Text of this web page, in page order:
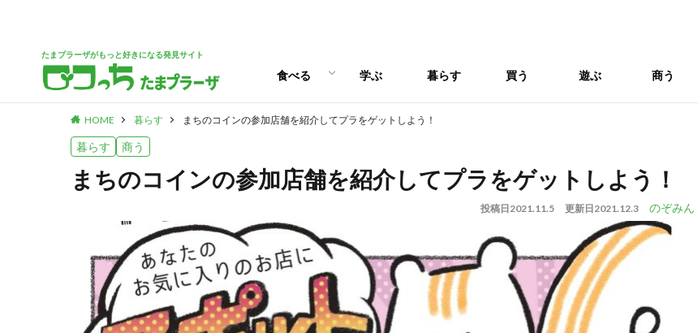
たまプラーザがもっと好きになる発見サイト
食べる
パン
スイーツ
ランチ
カフェ
学ぶ 暮らす 買う 遊ぶ 商う
HOME 暮らす まちのコインの参加店舗を紹介してプラをゲットしよう！
暮らす 商う
まちのコインの参加店舗を紹介してプラをゲットしよう！
投稿日2021.11.5 更新日2021.12.3 のぞみん